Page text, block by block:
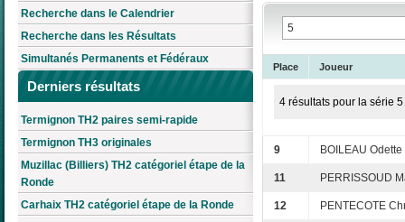
Recherche dans le Calendrier
Recherche dans les Résultats
Simultanés Permanents et Fédéraux
Derniers résultats
Termignon TH2 paires semi-rapide
Termignon TH3 originales
Muzillac (Billiers) TH2 catégoriel étape de la
Ronde
Carhaix TH2 catégoriel étape de la Ronde
Place Joueur
4 résultats pour la série 5
9 BOILEAU
11 PERRISSOUD
12 PENTECOTE